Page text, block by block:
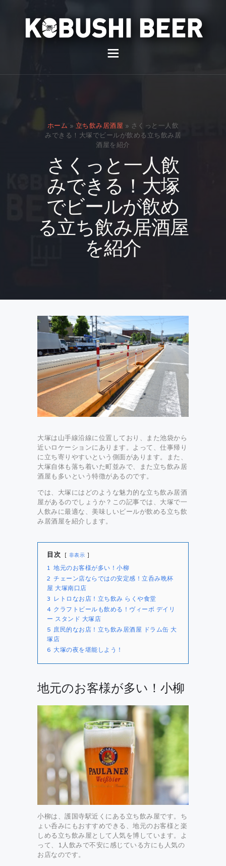
ホーム » 立ち飲み居酒屋 » さくっと一人飲
みできる！大塚でビールが飲める立ち飲み居
酒屋を紹介
さくっと一人飲
みできる！大塚
でビールが飲め
る立ち飲み居酒屋
を紹介
貸切
スタッフ募集
問い合わせ
大塚は山手線沿線に位置しており、また池袋から
近いロケーションにあります。よって、仕事帰り
に立ち寄りやすいという側面があります。また、
大塚自体も落ち着いた町並みで、また立ち飲み居
酒屋も多いという特徴があるのです。
では、大塚にはどのような魅力的な立ち飲み居酒
屋があるのでしょうか？この記事では、大塚で一
人飲みに最適な、美味しいビールが飲める立ち飲
み居酒屋を紹介します。
目次 非表示
1 地元のお客様が多い！小柳
2 チェーン店ならではの安定感！立呑み晩杯
屋 大塚南口店
3 レトロなお店！立ち飲み らくや食堂
4 クラフトビールも飲める！ヴィーボ デイリ
ー スタンド 大塚店
5 庶民的なお店！立ち飲み居酒屋 ドラム缶 大
塚店
6 大塚の夜を堪能しよう！
地元のお客様が多い！小柳
小柳は、護国寺駅近くにある立ち飲み屋です。ち
ょい呑みにもおすすめできる、地元のお客様と楽
しめる立ち飲み屋として人気を博しています。よ
って、1人飲みで不安に感じている方にも人気の
お店なのです。